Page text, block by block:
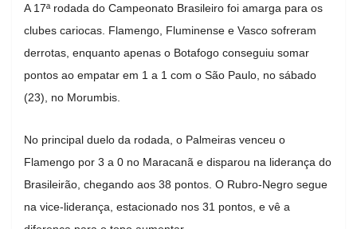
A 17ª rodada do Campeonato Brasileiro foi amarga para os
clubes cariocas. Flamengo, Fluminense e Vasco sofreram
derrotas, enquanto apenas o Botafogo conseguiu somar
pontos ao empatar em 1 a 1 com o São Paulo, no sábado
(23), no Morumbis.
No principal duelo da rodada, o Palmeiras venceu o
Flamengo por 3 a 0 no Maracanã e disparou na liderança do
Brasileirão, chegando aos 38 pontos. O Rubro-Negro segue
na vice-liderança, estacionado nos 31 pontos, e vê a